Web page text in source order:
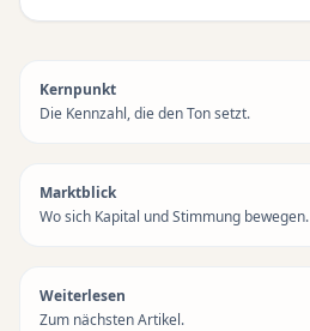
Kernpunkt
Die Kennzahl, die den Ton setzt.
Marktblick
Wo sich Kapital und Stimmung bewegen.
Weiterlesen
Zum nächsten Artikel.